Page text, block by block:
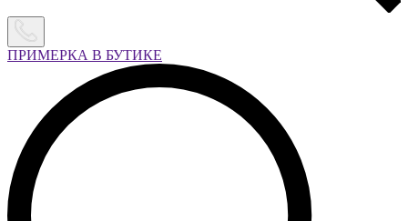
ПРИМЕРКА В БУТИКЕ